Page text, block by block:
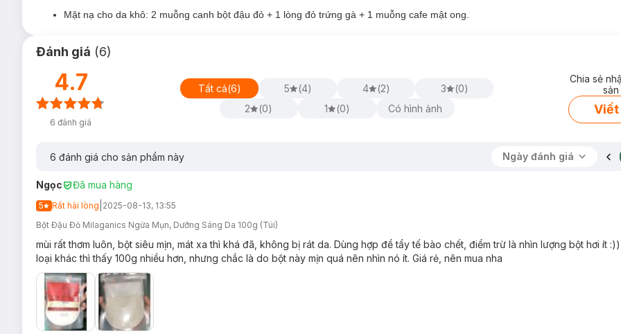
Mặt nạ cho da khô: 2 muỗng canh bột đậu đỏ + 1 lòng đỏ trứng gà + 1 muỗng cafe mật ong.
Đánh giá (6)
4.7
6 đánh giá
Tất cả(6) 5 (4) 4 (2) 3 (0)
2
(0) 1 (0) Có hình ảnh
Chia sẻ
Viết
6 đánh giá cho sản phẩm này Ngày đánh giá
Ngọc Đã mua hàng
5 Rất hài lòng 2025-08-13, 13:55
Bột Đậu Đỏ Milaganics Ngừa Mụn, Dưỡng Sáng Da 100g (Túi)
mùi rất thơm luôn, bột siêu mịn, mát xa thì khá đã, không bị rát da. Dùng hợp để tẩy tế bào chết, điểm trừ là nhìn lượng bột hơi ít
loại khác thì thấy 100g nhiều hơn, nhưng chắc là do bột này mịn quá nên nhìn nó ít. Giá rẻ, nên mua nha